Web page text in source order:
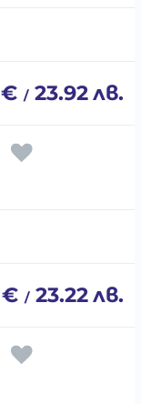
€ / 23.92лв.
€ / 23.22лв.